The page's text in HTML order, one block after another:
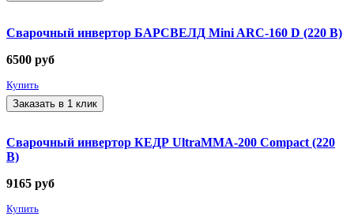
Сварочный инвертор БАРСВЕЛД Mini ARC-160 D (220 В)
6500 руб
Купить
Заказать в 1 клик
Сварочный инвертор КЕДР UltraMMA-200 Compact (220
В)
9165 руб
Купить